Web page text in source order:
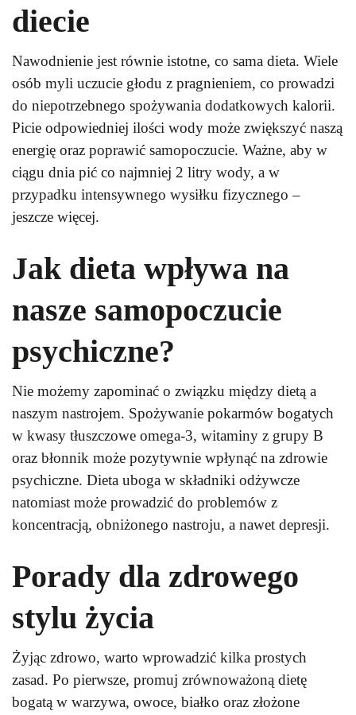
diecie
Nawodnienie jest równie istotne, co sama dieta. Wiele
osób myli uczucie głodu z pragnieniem, co prowadzi
do niepotrzebnego spożywania dodatkowych kalorii.
Picie odpowiedniej ilości wody może zwiększyć naszą
energię oraz poprawić samopoczucie. Ważne, aby w
ciągu dnia pić co najmniej 2 litry wody, a w
przypadku intensywnego wysiłku fizycznego –
jeszcze więcej.
Jak dieta wpływa na
nasze samopoczucie
psychiczne?
Nie możemy zapominać o związku między dietą a
naszym nastrojem. Spożywanie pokarmów bogatych
w kwasy tłuszczowe omega-3, witaminy z grupy B
oraz błonnik może pozytywnie wpłynąć na zdrowie
psychiczne. Dieta uboga w składniki odżywcze
natomiast może prowadzić do problemów z
koncentracją, obniżonego nastroju, a nawet depresji.
Porady dla zdrowego
stylu życia
Żyjąc zdrowo, warto wprowadzić kilka prostych
zasad. Po pierwsze, promuj zrównoważoną dietę
bogatą w warzywa, owoce, białko oraz złożone